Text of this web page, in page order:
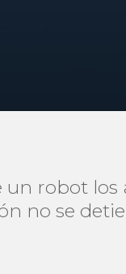
un robot
no se